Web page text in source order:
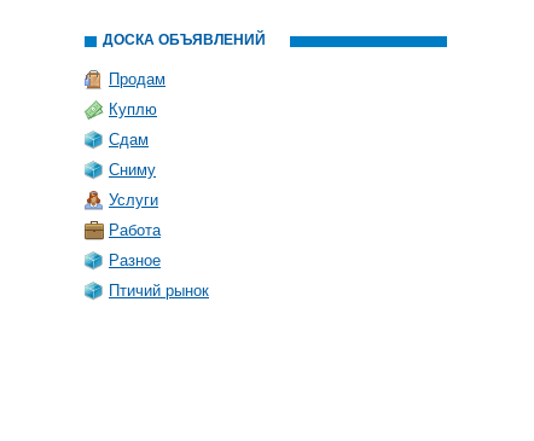
ДОСКА ОБЪЯВЛЕНИЙ
Продам
Куплю
Сдам
Сниму
Услуги
Работа
Разное
Птичий рынок